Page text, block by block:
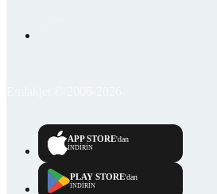
APP STORE'dan
İNDİRİN
PLAY STORE'dan
İNDİRİN